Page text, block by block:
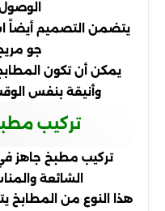
يتضمن التصميم أيضاً
جو
يمكن أن تكون
وأنيقة بنفس
تركيب
تركيب مطبخ جاهز في
الشائعة
هذا النوع من المطابخ